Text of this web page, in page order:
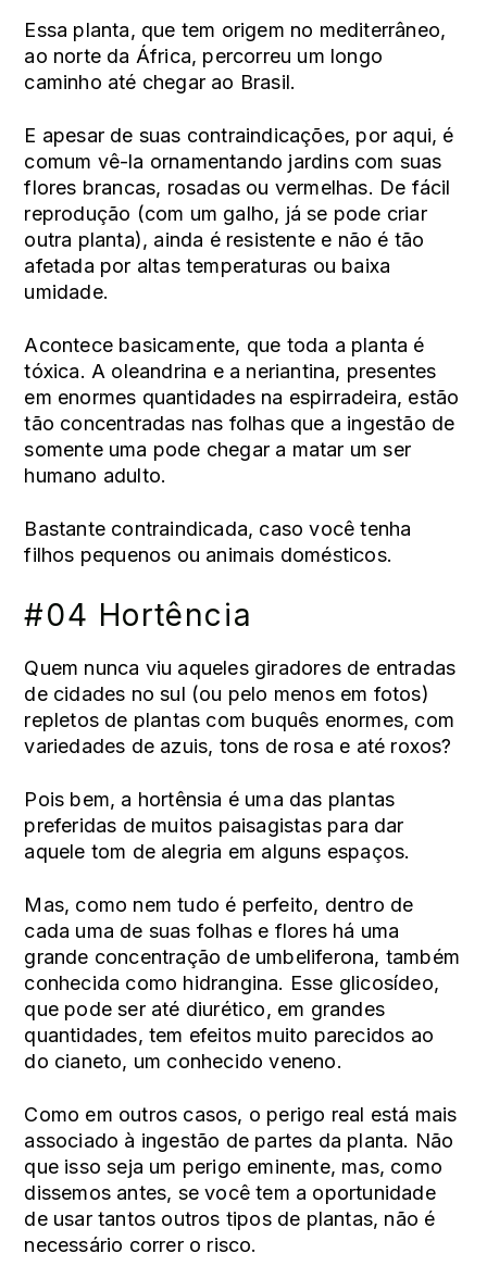
Essa planta, que tem origem no mediterrâneo,
ao norte da África, percorreu um longo
caminho até chegar ao Brasil.
E apesar de suas contraindicações, por aqui, é
comum vê-la ornamentando jardins com suas
flores brancas, rosadas ou vermelhas. De fácil
reprodução (com um galho, já se pode criar
outra planta), ainda é resistente e não é tão
afetada por altas temperaturas ou baixa
umidade.
Acontece basicamente, que toda a planta é
tóxica. A oleandrina e a neriantina, presentes
em enormes quantidades na espirradeira, estão
tão concentradas nas folhas que a ingestão de
somente uma pode chegar a matar um ser
humano adulto.
Bastante contraindicada, caso você tenha
filhos pequenos ou animais domésticos.
#04 Hortência
Quem nunca viu aqueles giradores de entradas
de cidades no sul (ou pelo menos em fotos)
repletos de plantas com buquês enormes, com
variedades de azuis, tons de rosa e até roxos?
Pois bem, a hortênsia é uma das plantas
preferidas de muitos paisagistas para dar
aquele tom de alegria em alguns espaços.
Mas, como nem tudo é perfeito, dentro de
cada uma de suas folhas e flores há uma
grande concentração de umbeliferona, também
conhecida como hidrangina. Esse glicosídeo,
que pode ser até diurético, em grandes
quantidades, tem efeitos muito parecidos ao
do cianeto, um conhecido veneno.
Como em outros casos, o perigo real está mais
associado à ingestão de partes da planta. Não
que isso seja um perigo eminente, mas, como
dissemos antes, se você tem a oportunidade
de usar tantos outros tipos de plantas, não é
necessário correr o risco.